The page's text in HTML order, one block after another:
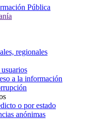
Pública
regionales
a la información
o por estado
anónimas